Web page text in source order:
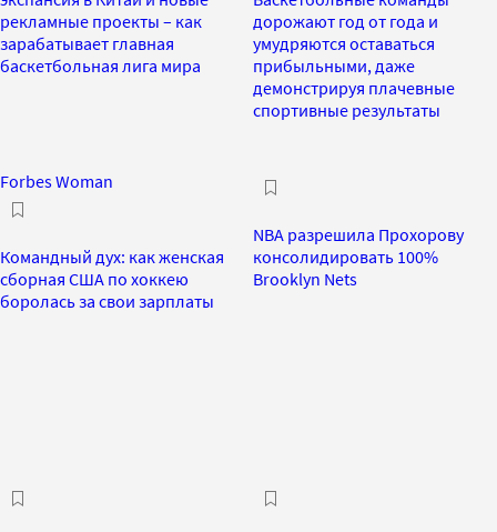
рекламные проекты – как
зарабатывает главная
баскетбольная лига мира
дорожают год от года и
умудряются оставаться
прибыльными, даже
демонстрируя плачевные
спортивные результаты
Forbes Woman
Командный дух: как женская
сборная США по хоккею
боролась за свои зарплаты
NBA разрешила Прохорову
консолидировать 100%
Brooklyn Nets